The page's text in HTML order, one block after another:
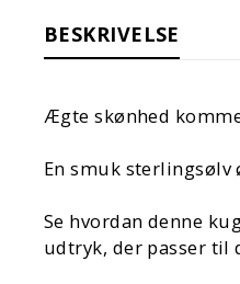
BESKRIVELSE
Ægte skønhed
En smuk
Se hvordan denne
udtryk, der passer til